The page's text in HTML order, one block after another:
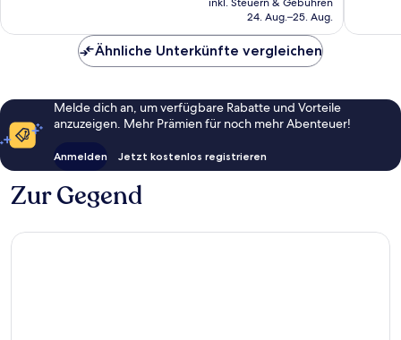
beträgt
24. Aug.–25. Aug.
Ähnliche Unterkünfte vergleichen
Melde dich an, um verfügbare Rabatte und Vorteile
anzuzeigen. Mehr Prämien für noch mehr Abenteuer!
Anmelden Jetzt kostenlos registrieren
Zur Gegend